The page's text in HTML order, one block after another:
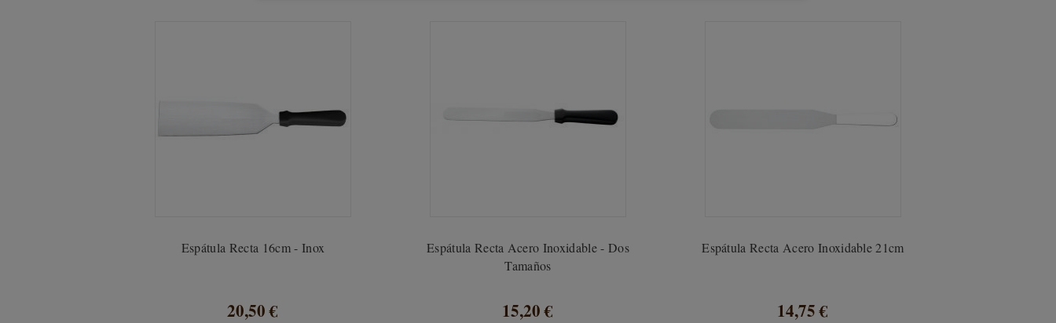
Espátula Recta 16cm - Inox
20,50 €
Espátula Recta Acero Inoxidable - Dos
Tamaños
15,20 €
Espátula Recta Acero Inoxidable 21cm
14,75 €